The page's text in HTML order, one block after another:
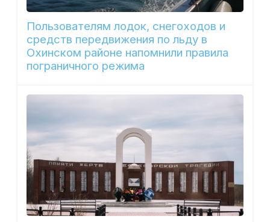
Пользователям лодок, снегоходов и
средств передвижения по льду в
Охинском районе напомнили правила
пограничного режима